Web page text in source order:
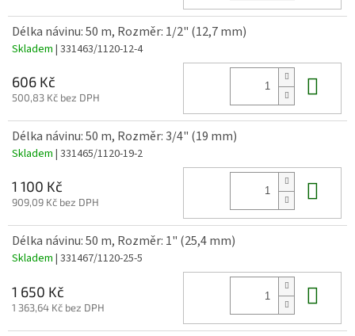
Délka návinu: 50 m, Rozměr: 1/2" (12,7 mm)
Skladem | 331463/1120-12-4
606 Kč
500,83 Kč bez DPH
Délka návinu: 50 m, Rozměr: 3/4" (19 mm)
Skladem | 331465/1120-19-2
1 100 Kč
909,09 Kč bez DPH
Délka návinu: 50 m, Rozměr: 1" (25,4 mm)
Skladem | 331467/1120-25-5
1 650 Kč
1 363,64 Kč bez DPH